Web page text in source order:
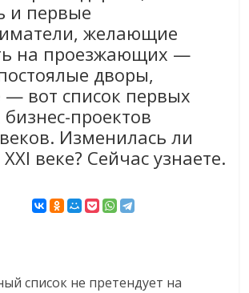
и первые
желающие
на проезжающих —
дворы,
вот список первых
проектов
Изменилась ли
веке? Сейчас узнаете.
список не претендует на